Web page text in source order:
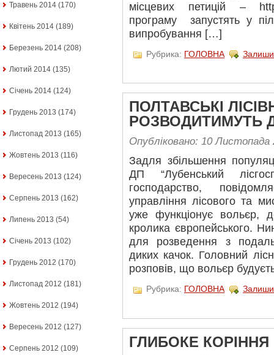
Травень 2014 (170)
Квітень 2014 (189)
Березень 2014 (208)
Лютий 2014 (135)
Січень 2014 (124)
Грудень 2013 (174)
Листопад 2013 (165)
Жовтень 2013 (116)
Вересень 2013 (124)
Серпень 2013 (162)
Липень 2013 (54)
Січень 2013 (102)
Грудень 2012 (170)
Листопад 2012 (181)
Жовтень 2012 (194)
Вересень 2012 (127)
Серпень 2012 (109)
місцевих петицій –
програму запустять у
випробування […]
Рубрика: ГОЛОВНА
ПОЛТАВСЬКІ
РОЗВОДИТИМУТЬ
Опубліковано: 10 Листопада
Задля збільшення
ДП “Лубенський
господарство,
управління лісового та
уже функціонує вольєр,
кролика європейського.
для розведення з
диких качок. Головний
розповів, що вольєр
Рубрика: ГОЛОВНА
ГЛИБОКЕ КОРІННЯ